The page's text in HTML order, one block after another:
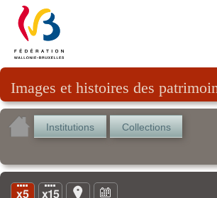
Images et histoires des
Institutions Collections